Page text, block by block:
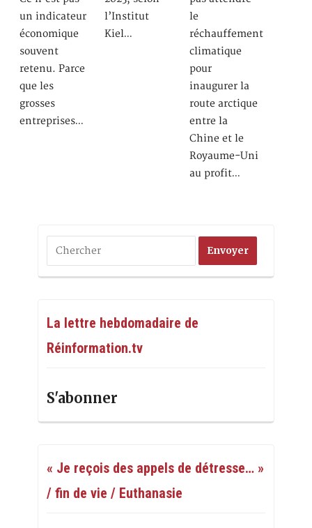
un indicateur
économique
souvent
retenu. Parce
que les
grosses
entreprises…
l’Institut
Kiel…
le
réchauffement
climatique
pour
inaugurer la
route arctique
entre la
Chine et le
Royaume-Uni
au profit…
La lettre hebdomadaire de
Réinformation.tv
S'abonner
« Je reçois des appels de détresse… »
/ fin de vie / Euthanasie